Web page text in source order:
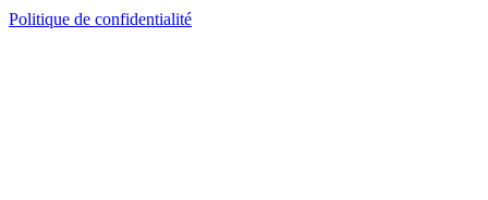
Politique de confidentialité